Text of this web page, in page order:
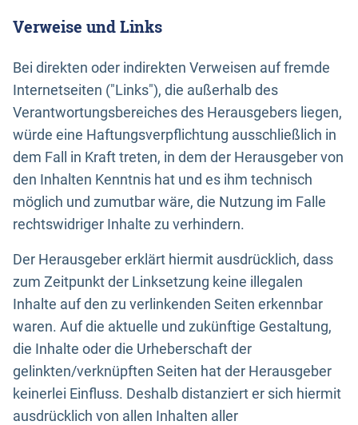
Verweise und Links
Bei direkten oder indirekten Verweisen auf fremde
Internetseiten ("Links"), die außerhalb des
Verantwortungsbereiches des Herausgebers liegen,
würde eine Haftungsverpflichtung ausschließlich in
dem Fall in Kraft treten, in dem der Herausgeber von
den Inhalten Kenntnis hat und es ihm technisch
möglich und zumutbar wäre, die Nutzung im Falle
rechtswidriger Inhalte zu verhindern.
Der Herausgeber erklärt hiermit ausdrücklich, dass
zum Zeitpunkt der Linksetzung keine illegalen
Inhalte auf den zu verlinkenden Seiten erkennbar
waren. Auf die aktuelle und zukünftige Gestaltung,
die Inhalte oder die Urheberschaft der
gelinkten/verknüpften Seiten hat der Herausgeber
keinerlei Einfluss. Deshalb distanziert er sich hiermit
ausdrücklich von allen Inhalten aller